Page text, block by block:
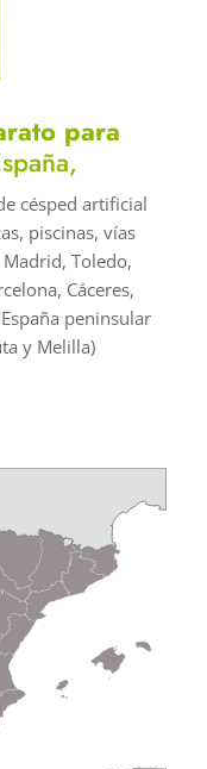
para
césped artificial
piscinas, vías
Toledo,
Cáceres,
peninsular
y Melilla)